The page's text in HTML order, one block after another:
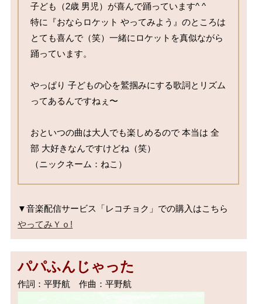
子ども（2歳 男児）が喜んで踊っています^ ^
特に『おならロケット やってみよう』のところは
とても喜んで（笑）一緒にロケットを真似ながら
踊っています。
やっぱり 子どもの心を鷲掴みにする歌詞とリズム
ってあるんですねぇ〜
おといつの曲は大人でも楽しめるので 本当は 全
部 大好きなんですけどね（笑）
（ニックネーム：ねこ）
やってみＹｏ!
パパふんじゃった